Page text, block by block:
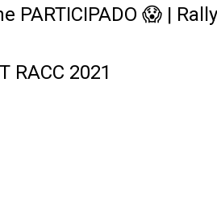
PARTICIPADO 😱 |
RACC 2021